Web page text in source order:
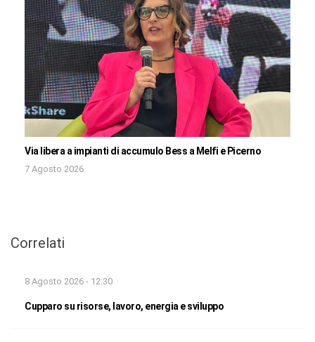
Via libera a impianti di accumulo Bess a Melfi e Picerno
7 Agosto 2026
Correlati
8 Agosto 2026 - 12:30
Cupparo su risorse, lavoro, energia e sviluppo